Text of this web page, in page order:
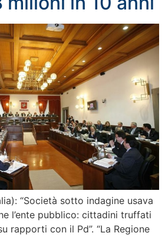
“Società sotto indagine usava
l’ente pubblico: cittadini truffati
rapporti con il Pd”. “La Regione